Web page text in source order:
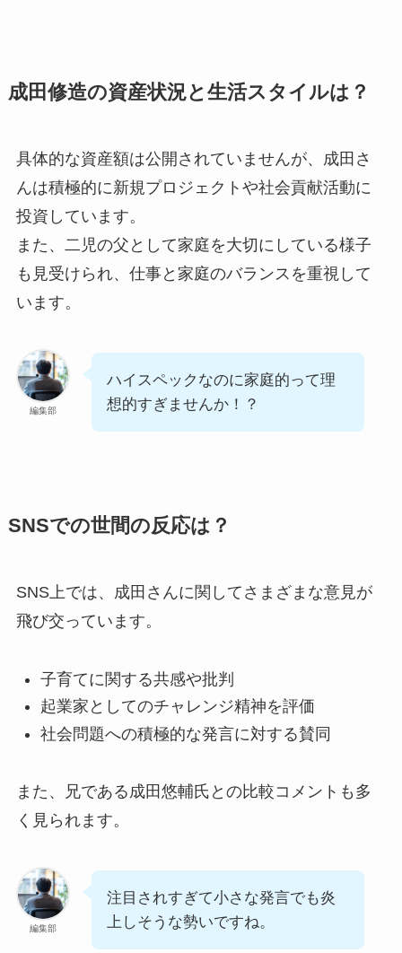
成田修造の資産状況と生活スタイルは？
具体的な資産額は公開されていませんが、成田さ
んは積極的に新規プロジェクトや社会貢献活動に
投資しています。
また、二児の父として家庭を大切にしている様子
も見受けられ、仕事と家庭のバランスを重視して
います。
編集部
ハイスペックなのに家庭的って理
想的すぎませんか！？
SNSでの世間の反応は？
SNS上では、成田さんに関してさまざまな意見が
飛び交っています。
子育てに関する共感や批判
起業家としてのチャレンジ精神を評価
社会問題への積極的な発言に対する賛同
また、兄である成田悠輔氏との比較コメントも多
く見られます。
編集部
注目されすぎて小さな発言でも炎
上しそうな勢いですね。